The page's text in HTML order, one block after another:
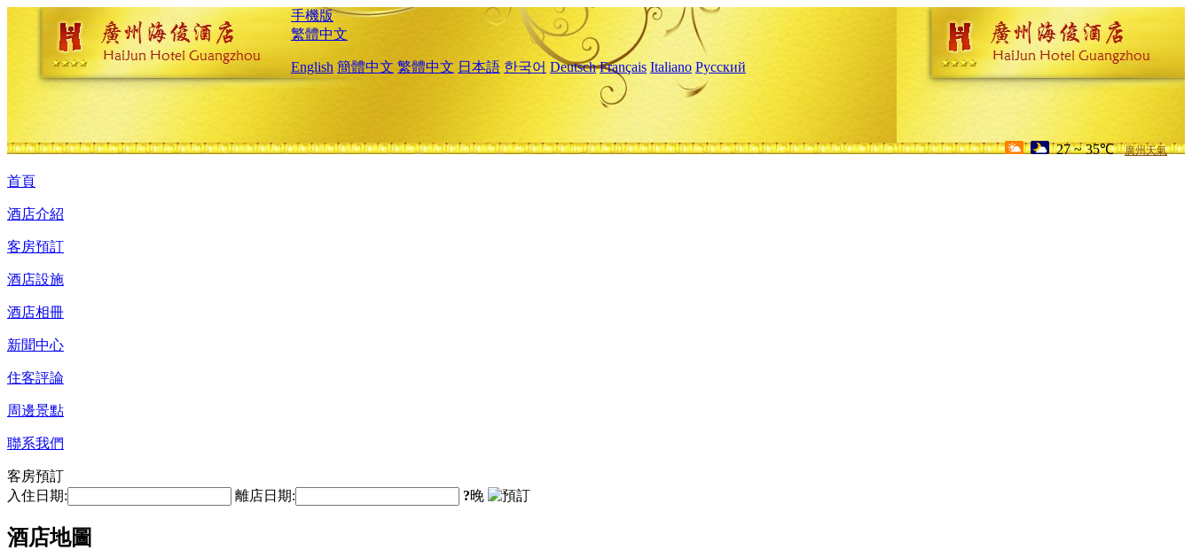
手機版
繁體中文
English 簡體中文 繁體中文 日本語 한국어 Deutsch Français Italiano Русский
27 ~ 35℃ 廣州天氣
首頁
酒店介紹
客房預訂
酒店設施
酒店相冊
新聞中心
住客評論
周邊景點
聯系我們
客房預訂
入住日期:
離店日期: ?晚
酒店地圖